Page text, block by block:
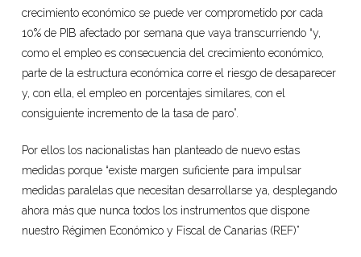
crecimiento económico se puede ver comprometido por cada
10% de PIB afectado por semana que vaya transcurriendo “y,
como el empleo es consecuencia del crecimiento económico,
parte de la estructura económica corre el riesgo de desaparecer
y, con ella, el empleo en porcentajes similares, con el
consiguiente incremento de la tasa de paro”.
Por ellos los nacionalistas han planteado de nuevo estas
medidas porque “existe margen suficiente para impulsar
medidas paralelas que necesitan desarrollarse ya, desplegando
ahora más que nunca todos los instrumentos que dispone
nuestro Régimen Económico y Fiscal de Canarias (REF)”